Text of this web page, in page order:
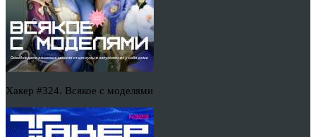
Хакер #324. Всякое с моделями